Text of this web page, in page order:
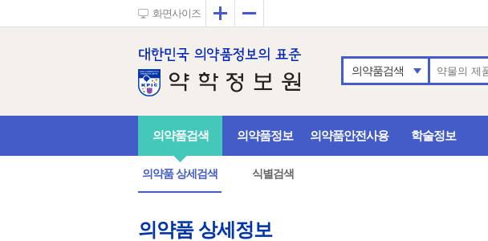
화면사이즈 확대
의약품검색
의약품검색
의약품 상세검색 식별검색
의약품정보 의약품안전사용 학술정보
의약품 상세정보